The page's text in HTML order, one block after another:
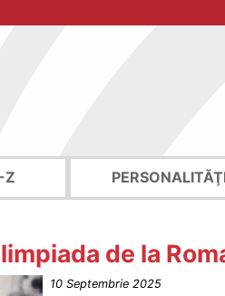
Z
de la
10 Septembrie 2025